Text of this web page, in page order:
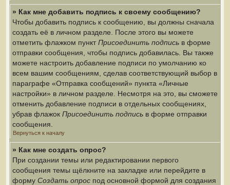
» Как мне добавить подпись к своему сообщению?
Чтобы добавить подпись к сообщению, вы должны сначала
создать её в личном разделе. После этого вы можете
отметить флажком пунктПрисоединить подпись в форме
отправки сообщения, чтобы подпись добавилась. Вы также
можете настроить добавление подписи по умолчанию ко
всем вашим сообщениям, сделав соответствующий выбор в
параграфе «Отправка сообщений» пункта «Личные
настройки» в личном разделе. Несмотря на это, вы сможете
отменить добавление подписи в отдельных сообщениях,
убрав флажок Присоединить подпись в форме отправки
сообщения.
Вернуться к началу
» Как мне создать опрос?
При создании темы или редактировании первого
сообщения темы щёлкните на закладке или перейдите в
форму Создать опрос под основной формой для создания